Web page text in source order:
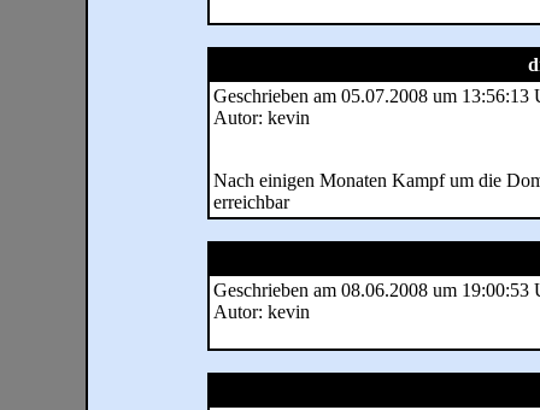
Geschrieben am 05.07.2008 um 13:56:13
Autor: kevin
Nach einigen Monaten Kampf um die
erreichbar
Geschrieben am 08.06.2008 um 19:00:53
Autor: kevin